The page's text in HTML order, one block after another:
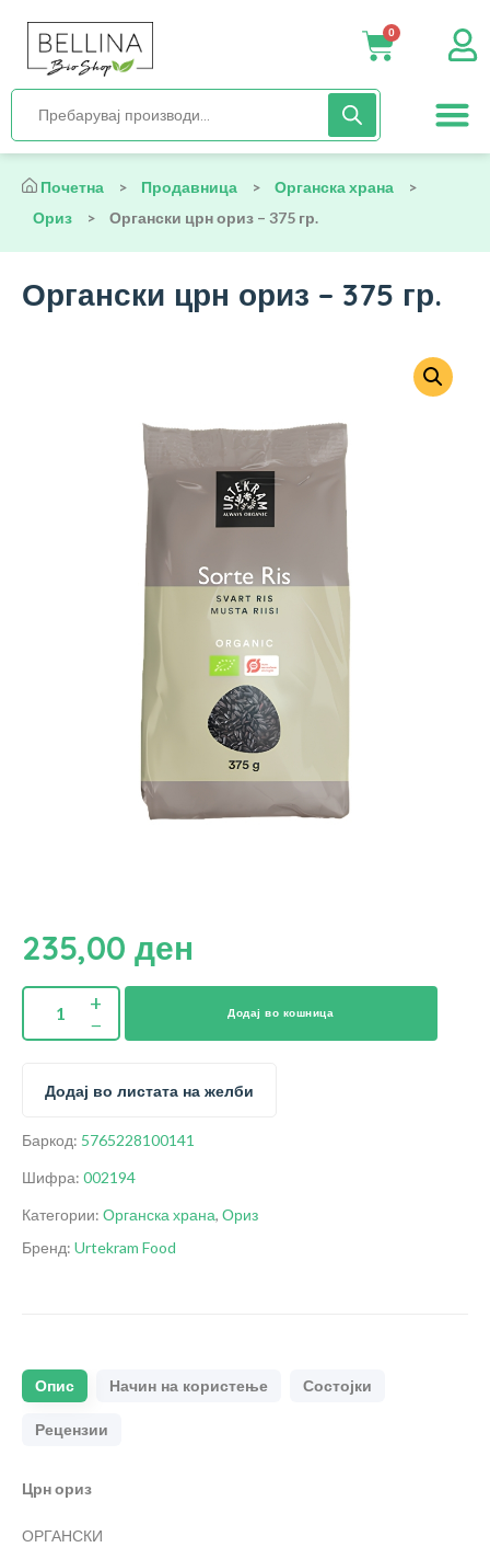
0
Почетна > Продавница > Органска храна
>
Ориз
> Органски црн ориз – 375 гр.
Органски црн ориз – 375 гр.
235,00 ден
Додај во кошница
Додај во листата на желби
Баркод: 5765228100141
Шифра: 002194
Категории: Органска храна, Ориз
Бренд: Urtekram Food
Опис Начин на користење Состојки
Рецензии
Црн ориз
ОРГАНСКИ